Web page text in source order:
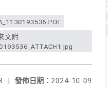
發佈日期： 2024-10-09
|